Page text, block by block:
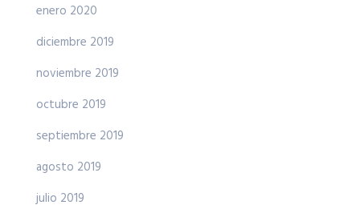
enero 2020
diciembre 2019
noviembre 2019
octubre 2019
septiembre 2019
agosto 2019
julio 2019